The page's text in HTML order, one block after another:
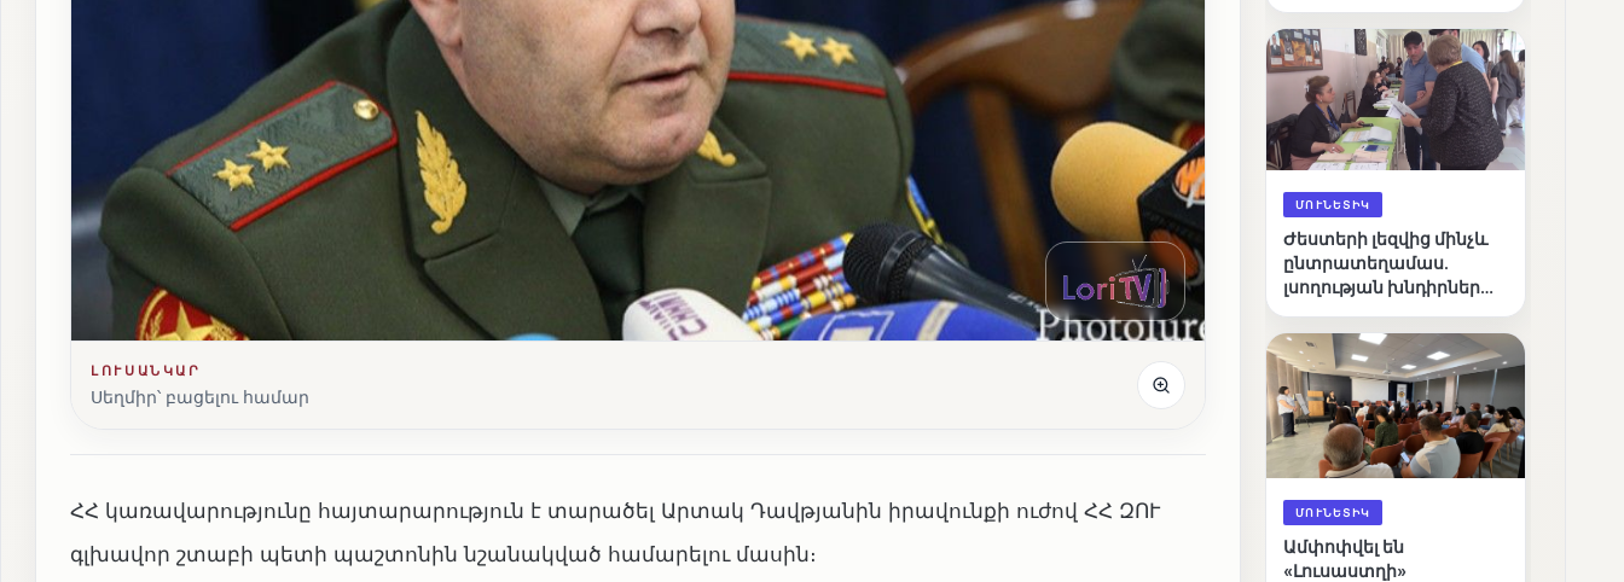
ԼՈՒՍԱՆԿԱՐ
Սեղմիր՝ բացելու համար
ՀՀ կառավարությունը հայտարարություն է տարածել Արտակ Դավթյանին իրավունքի ուժով ՀՀ ԶՈՒ
գլխավոր շտաբի պետի պաշտոնին նշանակված համարելու մասին։
կառավարո՞ւմ, թե՞
քաղաքական նպատակ
ՄՈՒՆԵՏԻԿ
Ժեստերի լեզվից մինչև
ընտրատեղամաս.
լսողության խնդիրներ
ճանապարհը
ՄՈՒՆԵՏԻԿ
Ամփոփվել են
«Լուսաստղի»